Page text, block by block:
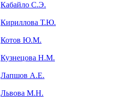
Кабайло С.Э.
Кириллова Т.Ю.
Котов Ю.М.
Кузнецова Н.М.
Лапшов А.Е.
Львова М.Н.